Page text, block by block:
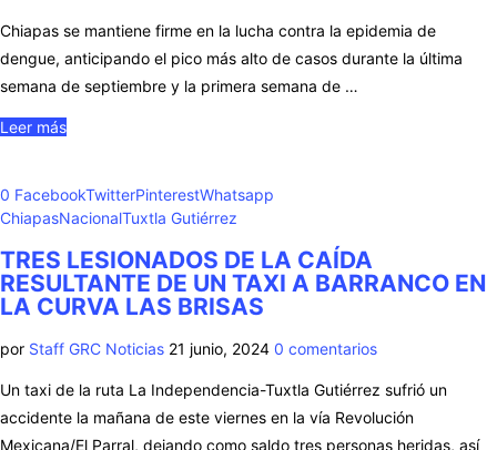
Chiapas se mantiene firme en la lucha contra la epidemia de
dengue, anticipando el pico más alto de casos durante la última
semana de septiembre y la primera semana de …
Leer más
0 FacebookTwitterPinterestWhatsapp
ChiapasNacionalTuxtla Gutiérrez
TRES LESIONADOS DE LA CAÍDA
RESULTANTE DE UN TAXI A BARRANCO EN
LA CURVA LAS BRISAS
por Staff GRC Noticias 21 junio, 2024 0 comentarios
Un taxi de la ruta La Independencia-Tuxtla Gutiérrez sufrió un
accidente la mañana de este viernes en la vía Revolución
Mexicana/El Parral, dejando como saldo tres personas heridas, así